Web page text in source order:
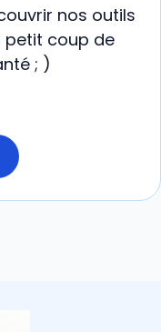
nos outils
petit coup de
; )